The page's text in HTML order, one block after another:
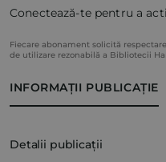
INFORMAȚII PUBLICAȚIE
Detalii publicații
Conectează-te pentru a
Fiecare abonament solicită
de utilizare rezonabilă a Bibliotecii